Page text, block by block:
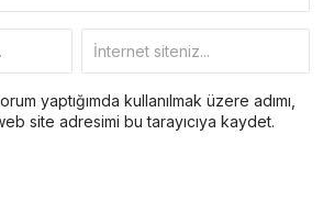
yaptığımda kullanılmak üzere adımı,
site adresimi bu tarayıcıya kaydet.